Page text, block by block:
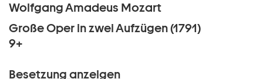
Wolfgang Amadeus Mozart
Große Oper in zwei Aufzügen (1791)
9+
Besetzung anzeigen